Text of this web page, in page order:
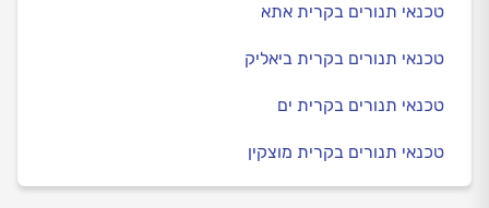
טכנאי תנורים בקרית אתא
טכנאי תנורים בקרית ביאליק
טכנאי תנורים בקרית ים
טכנאי תנורים בקרית מוצקין